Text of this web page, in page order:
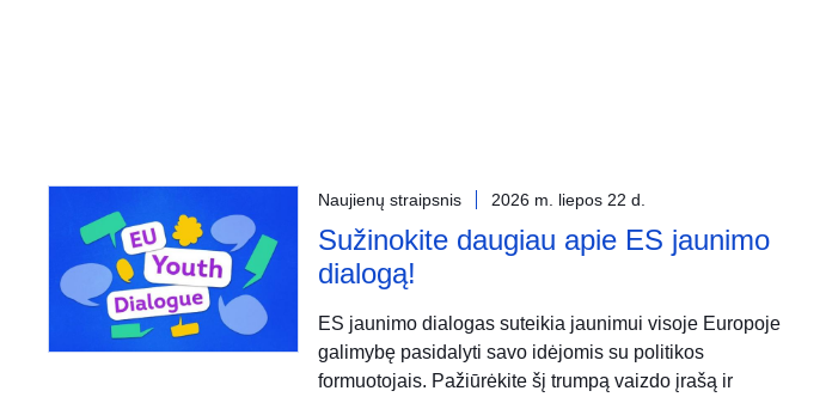
Naujienų straipsnis 2026 m. liepos 22 d.
Sužinokite daugiau apie ES jaunimo
dialogą!
ES jaunimo dialogas suteikia jaunimui visoje Europoje
galimybę pasidalyti savo idėjomis su politikos
formuotojais. Pažiūrėkite šį trumpą vaizdo įrašą ir